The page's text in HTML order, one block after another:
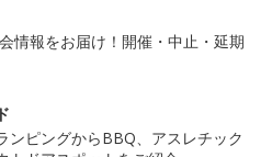
情報をお届け！開催・中止・延期
ンピングからBBQ、アスレチック